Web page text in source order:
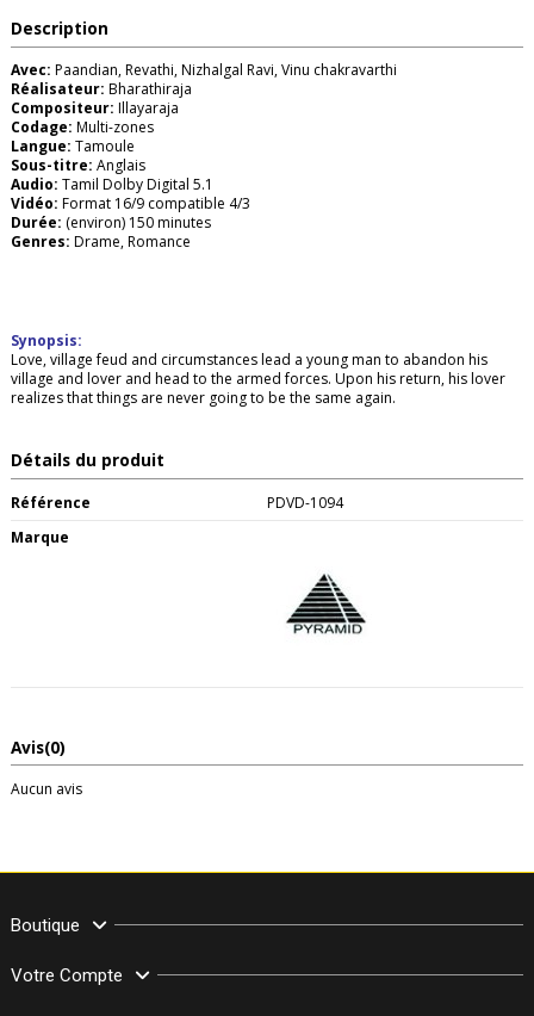
Description
Avec: Paandian, Revathi, Nizhalgal Ravi, Vinu chakravarthi
Réalisateur: Bharathiraja
Compositeur: Illayaraja
Codage: Multi-zones
Langue: Tamoule
Sous-titre: Anglais
Audio: Tamil Dolby Digital 5.1
Vidéo: Format 16/9 compatible 4/3
Durée: (environ) 150 minutes
Genres: Drame, Romance
Synopsis:
Love, village feud and circumstances lead a young man to abandon his
village and lover and head to the armed forces. Upon his return, his lover
realizes that things are never going to be the same again.
Détails du produit
Référence
PDVD-1094
Marque
Avis(0)
Aucun avis
Boutique
Votre Compte